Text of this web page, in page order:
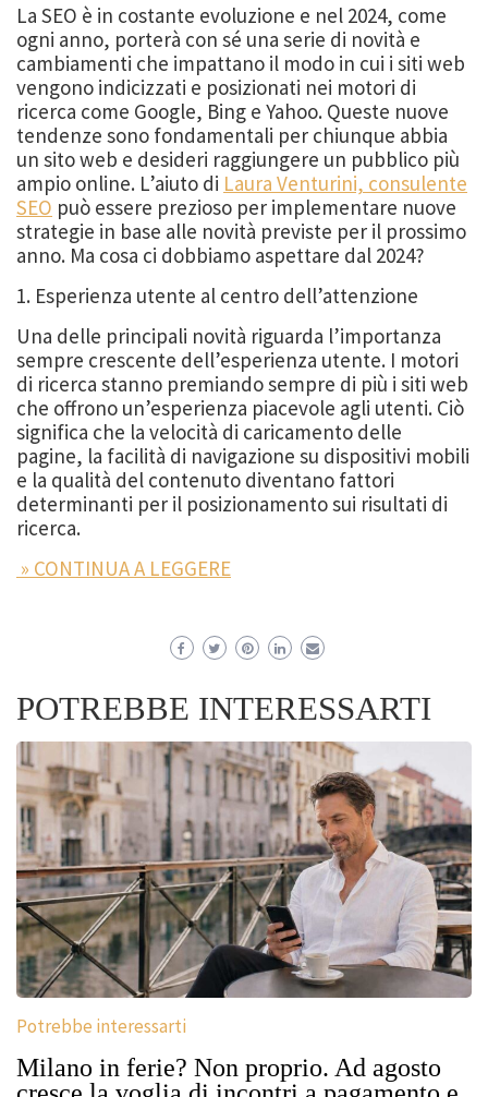
La SEO è in costante evoluzione e nel 2024, come
ogni anno, porterà con sé una serie di novità e
cambiamenti che impattano il modo in cui i siti web
vengono indicizzati e posizionati nei motori di
ricerca come Google, Bing e Yahoo. Queste nuove
tendenze sono fondamentali per chiunque abbia
un sito web e desideri raggiungere un pubblico più
ampio online. L’aiuto di Laura Venturini, consulente
SEO può essere prezioso per implementare nuove
strategie in base alle novità previste per il prossimo
anno. Ma cosa ci dobbiamo aspettare dal 2024?
1. Esperienza utente al centro dell’attenzione
Una delle principali novità riguarda l’importanza
sempre crescente dell’esperienza utente. I motori
di ricerca stanno premiando sempre di più i siti web
che offrono un’esperienza piacevole agli utenti. Ciò
significa che la velocità di caricamento delle
pagine, la facilità di navigazione su dispositivi mobili
e la qualità del contenuto diventano fattori
determinanti per il posizionamento sui risultati di
ricerca.
» CONTINUA A LEGGERE
POTREBBE INTERESSARTI
Potrebbe interessarti
Milano in ferie? Non proprio. Ad agosto